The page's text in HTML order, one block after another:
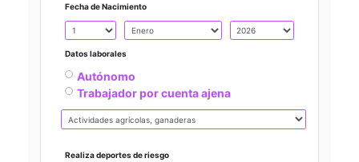
Fecha de Nacimiento
Datos laborales
Autónomo
Trabajador por cuenta ajena
Realiza deportes de riesgo